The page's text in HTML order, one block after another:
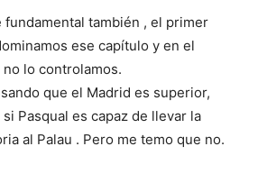
fundamental también , el primer
ese capítulo y en el
lo controlamos.
que el Madrid es superior,
Pasqual es capaz de llevar la
al Palau . Pero me temo que no.